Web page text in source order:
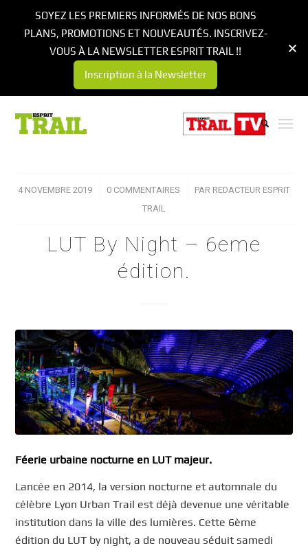
4 NOVEMBRE 2019
/ 0 COMMENTAIRES
/ PAR REDACTEUR ESPRIT
TRAIL
LUT By Night – 6eme
édition.
Féerie urbaine nocturne en LUT majeur.
Lancée en 2014, la version nocturne et automnale du
célèbre Lyon Urban Trail est déjà devenue une véritable
institution dans la ville des lumières. Cette 6ème
édition du LUT by night, a de nouveau séduit samedi
SOYEZ LES PREMIERS INFORMÉS DE NOS BONS
PLANS, PROMOTIONS ET NOUVEAUTÉS. INSCRIVEZ-
VOUS À LA NEWSLETTER ESPRIT TRAIL !!
Inscription à la Newsletter